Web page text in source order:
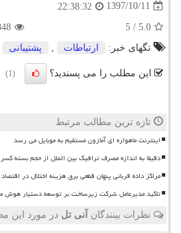
1397/10/11
22:38:32
5.0
/
5
تگهای خبر:
ارتباطات پشتیبانی
این مطلب را می پسندید؟ (1)
تازه ترین مطالب مرتبط
اینترنت ماهواره ای آمازون مستقیم به موبایل می رسد
دقیقا به اندازه مصرف ترافیک بین الملل از حجم بسته
مراکز داده قربانی پنهان قطعی برق هزینه اختلال در
تاکید مدیرعامل شرکت زیرساخت بر توسعه دستیار
نظرات بینندگان آنی تل در مورد این